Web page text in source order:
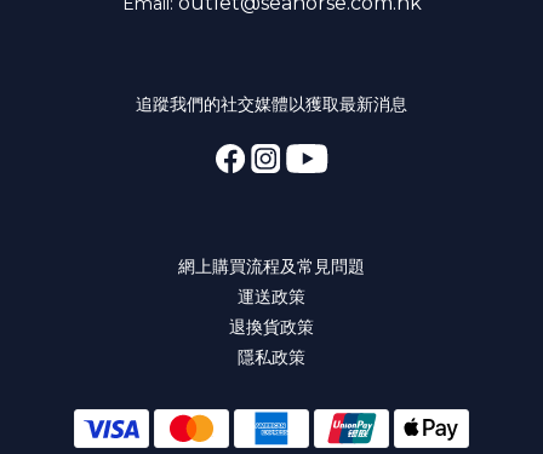
追蹤我們的社交媒體以獲取最新消息
網上購買流程及常見問題
運送政策
退換貨政策
隱私政策